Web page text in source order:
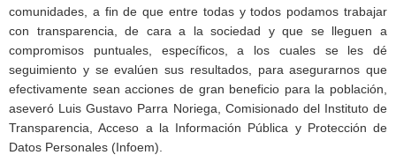
comunidades, a fin de que entre todas y todos podamos trabajar
con transparencia, de cara a la sociedad y que se lleguen a
compromisos puntuales, específicos, a los cuales se les dé
seguimiento y se evalúen sus resultados, para asegurarnos que
efectivamente sean acciones de gran beneficio para la población,
aseveró Luis Gustavo Parra Noriega, Comisionado del Instituto de
Transparencia, Acceso a la Información Pública y Protección de
Datos Personales (Infoem).